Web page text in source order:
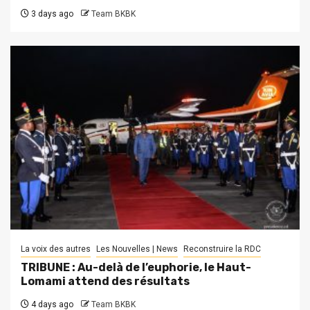
3 days ago Team BKBK
La voix des autres Les Nouvelles | News Reconstruire la RDC
TRIBUNE : Au-delà de l’euphorie, le Haut-
Lomami attend des résultats
4 days ago Team BKBK